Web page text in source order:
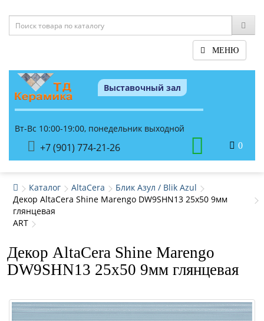
МЕНЮ
Выставочный зал
Вт-Вс 10:00-19:00, понедельник выходной
+7 (901) 774-21-26 0
Каталог AltaCera
Блик Азул / Blik Azul
Декор AltaCera Shine Marengo DW9SHN13 25x50 9мм
глянцевая
ART
Декор AltaCera Shine Marengo
DW9SHN13 25x50 9мм глянцевая